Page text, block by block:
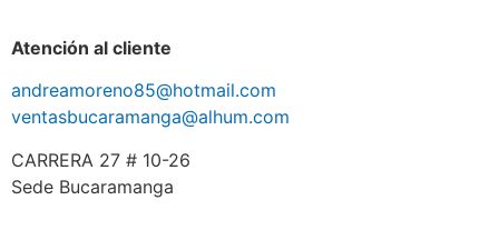
Atención al cliente
andreamoreno85@hotmail.com
ventasbucaramanga@alhum.com
CARRERA 27 # 10-26
Sede Bucaramanga